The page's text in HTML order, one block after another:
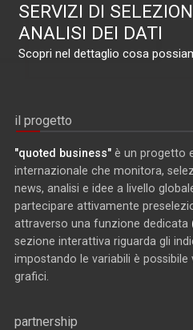
SERVIZI DI
ANALISI DEI DATI
Scopri nel dettaglio cosa
il progetto
"quoted business" è un progetto
internazionale che monitora,
news, analisi e idee a livello
partecipare attivamente
attraverso una funzione dedicata
sezione interattiva riguarda gli
impostando le variabili è
grafici.
partnership